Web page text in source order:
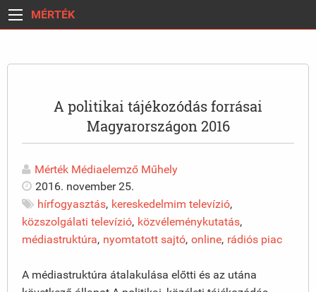
MÉRTÉK
A politikai tájékozódás forrásai
Magyarországon 2016
Mérték Médiaelemző Műhely
2016. november 25.
hírfogyasztás, kereskedelmim televízió,
közszolgálati televízió, közvéleménykutatás,
médiastruktúra, nyomtatott sajtó, online, rádiós piac
A médiastruktúra átalakulása előtti és az utána